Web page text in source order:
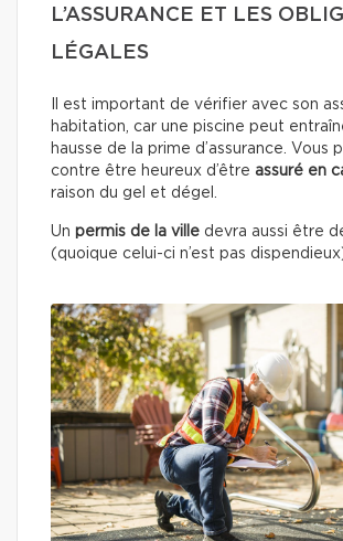
L’ASSURANCE ET LES
LÉGALES
Il est important de vérifier avec son
habitation, car une piscine peut
hausse de la prime d’assurance. Vous
contre être heureux d’être assuré en
raison du gel et dégel.
Un permis de la ville devra aussi être
(quoique celui-ci n’est pas